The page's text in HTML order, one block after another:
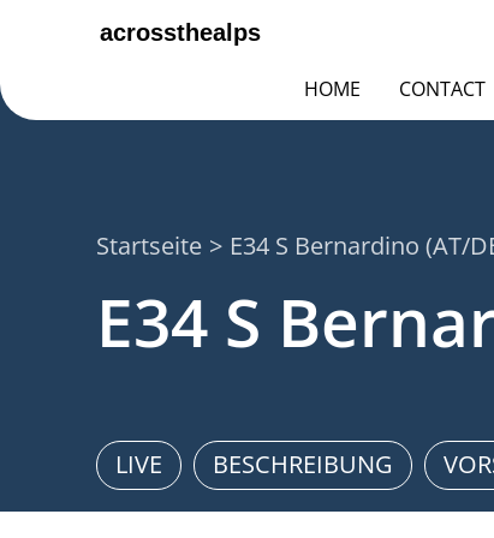
HOME CONTACT
Startseite E34 S Bernardino (AT/
E34 S
LIVE BESCHREIBUNG